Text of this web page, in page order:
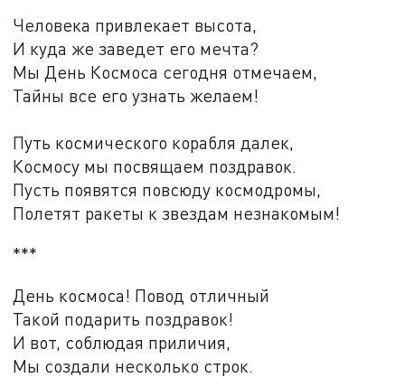
Человека привлекает высота,
И куда же заведет его мечта?
Мы День Космоса сегодня отмечаем,
Тайны все его узнать желаем!
Путь космического корабля далек,
Космосу мы посвящаем поздравок.
Пусть появятся повсюду космодромы,
Полетят ракеты к звездам незнакомым!
***
День космоса! Повод отличный
Такой подарить поздравок!
И вот, соблюдая приличия,
Мы создали несколько строк.